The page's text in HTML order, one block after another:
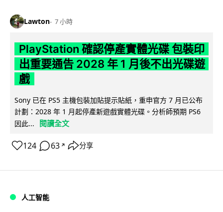
Lawton 7 小時
PlayStation 確認停產實體光碟 包裝印
出重要通告 2028 年 1 月後不出光碟遊
戲
Sony 已在 PS5 主機包裝加貼提示貼紙，重申官方 7 月已公布
計劃：2028 年 1 月起停產新遊戲實體光碟。分析師預期 PS6
因此...
閱讀全文
124 63 ↗ 分享
人工智能